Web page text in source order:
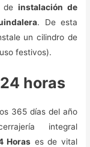
deinstalación de
. De esta
un cilindro de
festivos).
horas
365 días del año
integral
Horas es de vital